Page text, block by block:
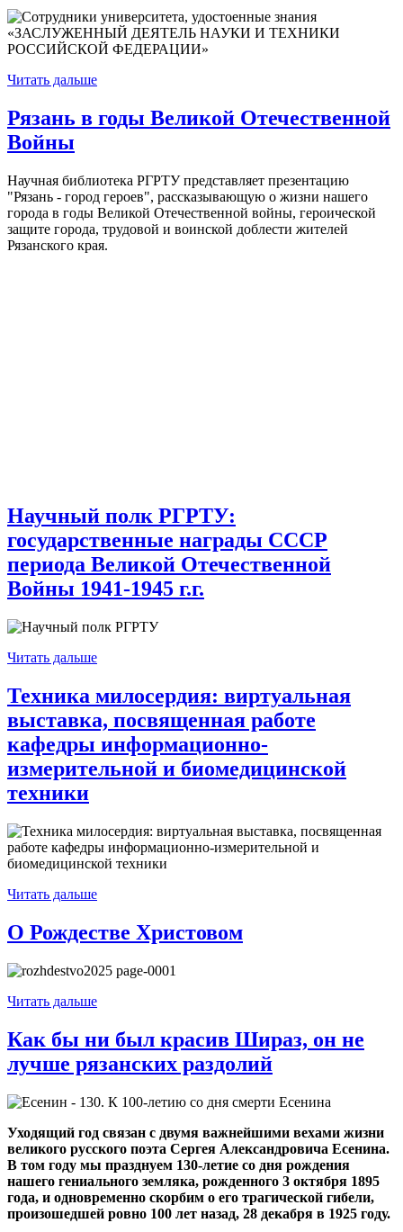
Читать дальше
Рязань в годы Великой Отечественной
Войны
Научная библиотека РГРТУ представляет презентацию
"Рязань - город героев", рассказывающую о жизни нашего
города в годы Великой Отечественной войны, героической
защите города, трудовой и воинской доблести жителей
Рязанского края.
Научный полк РГРТУ:
государственные награды СССР
периода Великой Отечественной
Войны 1941-1945 г.г.
Читать дальше
Техника милосердия: виртуальная
выставка, посвященная работе
кафедры информационно-
измерительной и биомедицинской
техники
Читать дальше
О Рождестве Христовом
Читать дальше
Как бы ни был красив Шираз, он не
лучше рязанских раздолий
Уходящий год связан с двумя важнейшими вехами жизни
великого русского поэта Сергея Александровича Есенина.
В том году мы празднуем 130-летие со дня рождения
нашего гениального земляка, рожденного 3 октября 1895
года, и одновременно скорбим о его трагической гибели,
произошедшей ровно 100 лет назад, 28 декабря в 1925 году.